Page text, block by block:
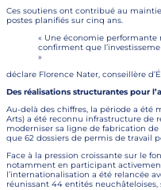
Ces soutiens ont contribué au
postes planifiés sur cinq ans.
« Une économie performante
confirment que
»
déclare Florence Nater, conseillère
Des réalisations structurantes pour
Au-delà des chiffres, la période a été
Arts) a été reconnu infrastructure de
moderniser sa ligne de fabrication
que 62 dossiers de permis de travail
Face à la pression croissante sur le
notamment en participant activement
l’internationalisation a été relancée
réunissant 44 entités